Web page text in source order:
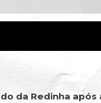
da Redinha